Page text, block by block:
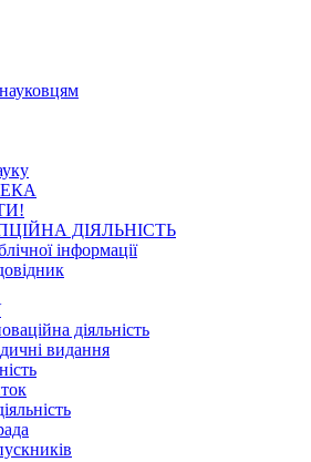
ДІЯЛЬНІСТЬ
інформації
діяльність
видання